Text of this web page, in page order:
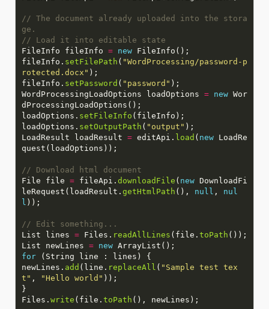
// The document already uploaded into the stora
ge.
// Load it into editable state
FileInfo fileInfo = new
fileInfo. setFilePath ( "WordProcessing/password-p
rotected.docx"
fileInfo. setPassword ( "password"
WordProcessingLoadOptions loadOptions = newWor
loadOptions. setFileInfo
loadOptions. setOutputPath ( "output"
LoadResult loadResult =editApi. load ( newLoadRe
// Download html document
File file =fileApi. downloadFile ( newDownloadFi
leRequest(loadResult. getHtmlPath (), null , nul
l
// Edit something...
List lines =Files. readAllLines (file. toPath
List newLines = new
for
newLines. add (line. replaceAll ( "Sample test tex
t" , "Hello world"
Files. write (file. toPath